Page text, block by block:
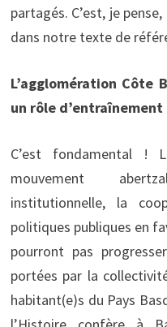
partagés. C’est, je
dans notre texte de
L’agglomération Côte
un rôle d’entraînement
C’est fondamental !
mouvement
institutionnelle, la
politiques publiques en
pourront pas
portées par la
habitant(e)s du Pays